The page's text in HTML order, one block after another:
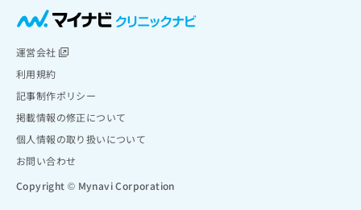
運営会社
利用規約
記事制作ポリシー
掲載情報の修正について
個人情報の取り扱いについて
お問い合わせ
Copyright © Mynavi Corporation